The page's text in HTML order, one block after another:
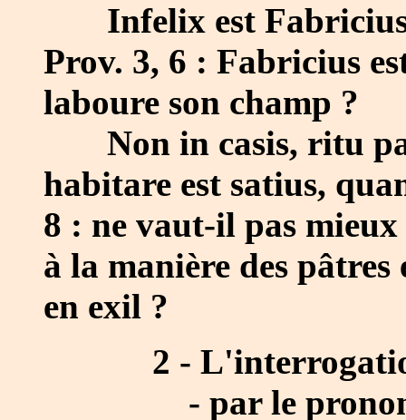
Infelix est
Prov. 3, 6 : Fabricius
laboure son champ ?
Non in casis, ritu
habitare est satius,
8 : ne vaut-il pas
à la manière des pâtres
en exil ?
2 - L'interrogation
- par le